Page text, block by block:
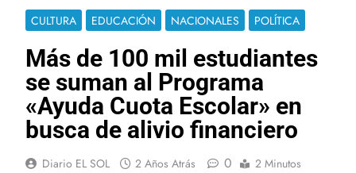
CULTURA EDUCACIÓN NACIONALES POLÍTICA
Más de 100 mil estudiantes
se suman al Programa
«Ayuda Cuota Escolar» en
busca de alivio financiero
Diario EL SOL 2 Años Atrás 0 2 Minutos